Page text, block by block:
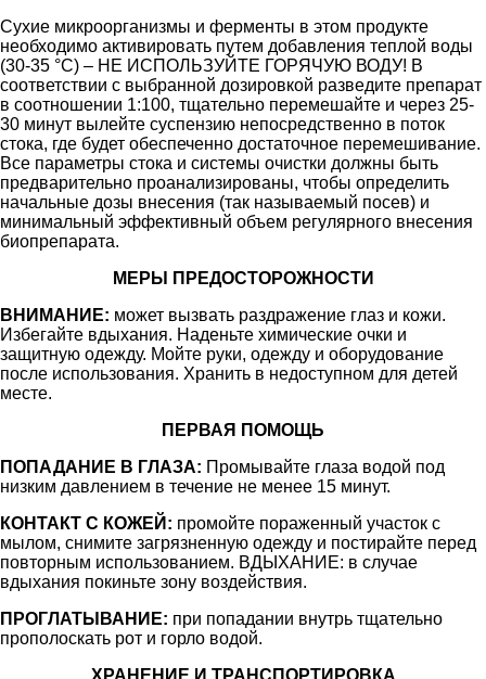
Сухие микроорганизмы и ферменты в этом продукте
необходимо активировать путем добавления теплой воды
(30-35 °C) – НЕ ИСПОЛЬЗУЙТЕ ГОРЯЧУЮ ВОДУ! В
соответствии с выбранной дозировкой разведите препарат
в соотношении 1:100, тщательно перемешайте и через 25-
30 минут вылейте суспензию непосредственно в поток
стока, где будет обеспеченно достаточное перемешивание.
Все параметры стока и системы очистки должны быть
предварительно проанализированы, чтобы определить
начальные дозы внесения (так называемый посев) и
минимальный эффективный объем регулярного внесения
биопрепарата.
МЕРЫ ПРЕДОСТОРОЖНОСТИ
ВНИМАНИЕ: может вызвать раздражение глаз и кожи.
Избегайте вдыхания. Наденьте химические очки и
защитную одежду. Мойте руки, одежду и оборудование
после использования. Хранить в недоступном для детей
месте.
ПЕРВАЯ ПОМОЩЬ
ПОПАДАНИЕ В ГЛАЗА: Промывайте глаза водой под
низким давлением в течение не менее 15 минут.
КОНТАКТ С КОЖЕЙ: промойте пораженный участок с
мылом, снимите загрязненную одежду и постирайте перед
повторным использованием. ВДЫХАНИЕ: в случае
вдыхания покиньте зону воздействия.
ПРОГЛАТЫВАНИЕ: при попадании внутрь тщательно
прополоскать рот и горло водой.
ХРАНЕНИЕ И ТРАНСПОРТИРОВКА